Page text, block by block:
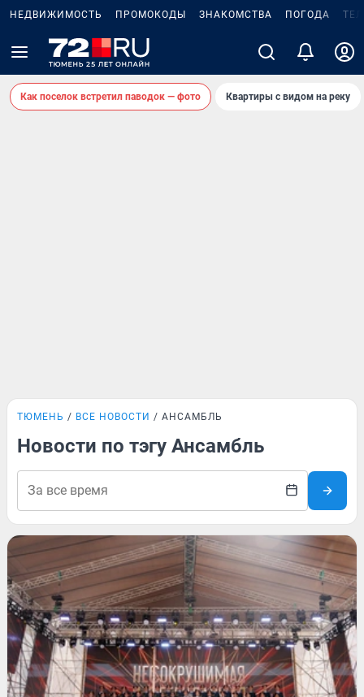
НЕДВИЖИМОСТЬ ПРОМОКОДЫ ЗНАКОМСТВА ПОГОДА
Как поселок встретил паводок — фото Квартиры с видом на реку
ТЮМЕНЬ ВСЕ НОВОСТИ АНСАМБЛЬ
Новости по тэгу Ансамбль